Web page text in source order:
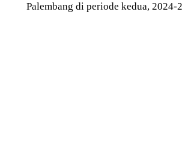
Palembang di periode kedua,